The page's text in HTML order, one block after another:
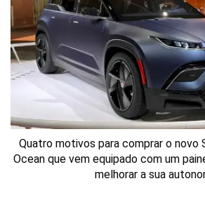
Quatro motivos para comprar o novo
Ocean que vem equipado com um
melhorar a sua